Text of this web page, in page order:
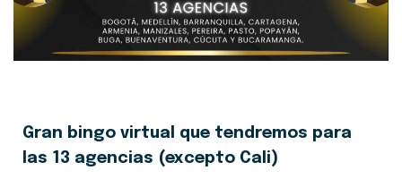
Gran bingo virtual que tendremos para
las 13 agencias (excepto Cali)